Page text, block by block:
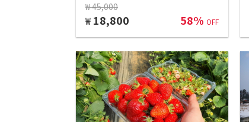
₩ 45,000
₩ 18,800 58% OFF